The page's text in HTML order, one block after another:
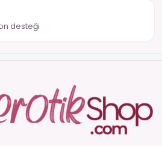
desteği